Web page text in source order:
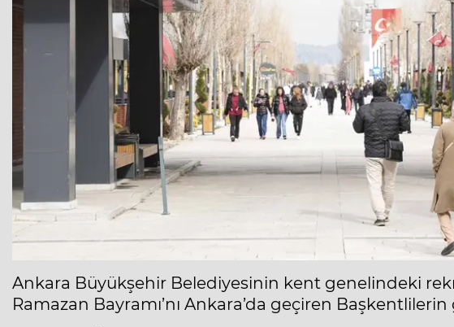
Ankara Büyükşehir Belediyesinin kent genelindeki
Ramazan Bayramı’nı Ankara’da geçiren